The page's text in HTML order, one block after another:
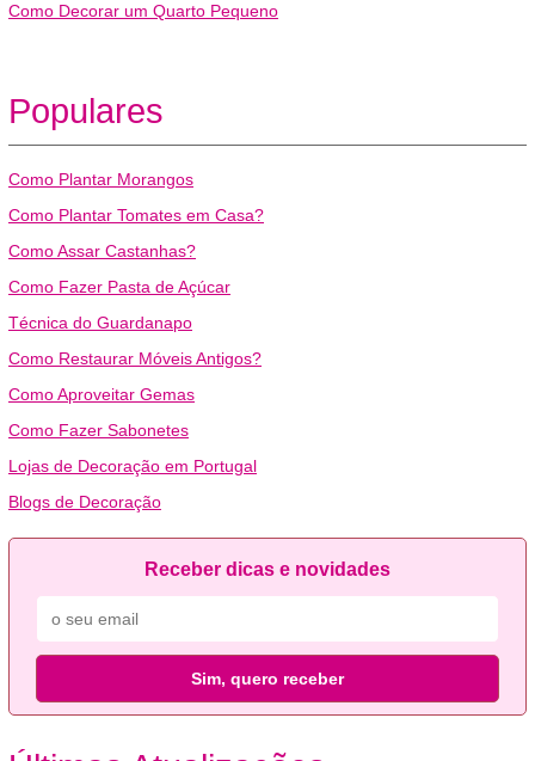
Como Decorar um Quarto Pequeno
Populares
Como Plantar Morangos
Como Plantar Tomates em Casa?
Como Assar Castanhas?
Como Fazer Pasta de Açúcar
Técnica do Guardanapo
Como Restaurar Móveis Antigos?
Como Aproveitar Gemas
Como Fazer Sabonetes
Lojas de Decoração em Portugal
Blogs de Decoração
Receber dicas e novidades
Sim, quero receber